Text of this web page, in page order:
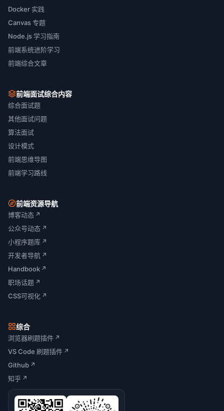
Docker 实践
Canvas 专题
Node.js 学习指南
前端系统进阶学习
前端综合文章
前端面试综合内容
综合面试题
其他面试问题
算法面试
设计模式
前端思维导图
前端学习路线
前端资源导航
博客动态 ↗
公众号动态 ↗
小程序题库 ↗
开发者导航 ↗
Handbook ↗
职场话题 ↗
CSS可视化 ↗
综合
浏览器刷题插件 ↗
VS Code 刷题插件 ↗
Github ↗
知乎 ↗